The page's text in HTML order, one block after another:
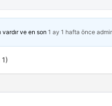
ve en son 1 ay 1 hafta önce